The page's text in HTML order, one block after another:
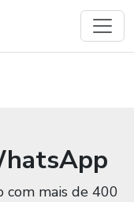
com mais de 400